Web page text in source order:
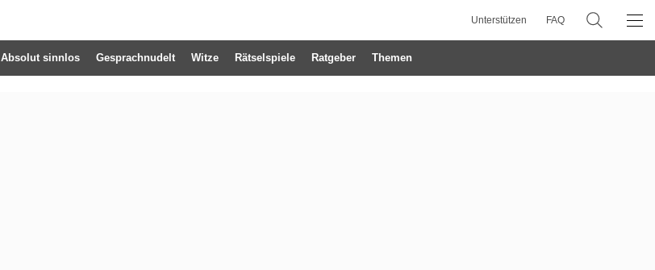
Unterstützen FAQ
Absolut sinnlos Gesprachnudelt Witze Rätselspiele Ratgeber Themen